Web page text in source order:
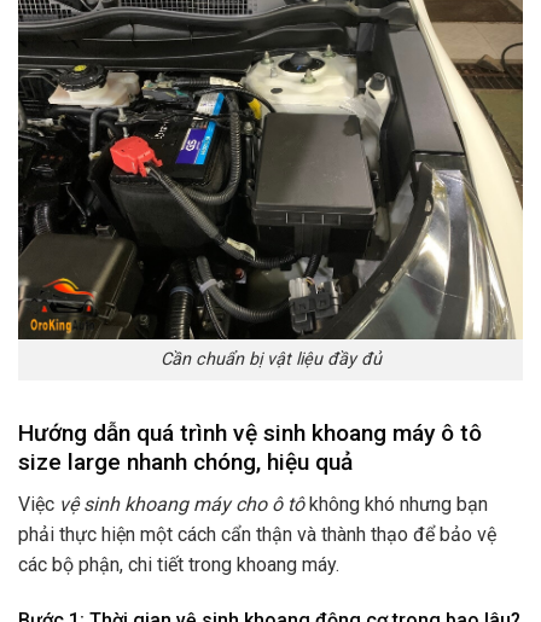
Cần chuẩn bị vật liệu đầy đủ
Hướng dẫn quá trình vệ sinh khoang máy ô tô
size large nhanh chóng, hiệu quả
Việc vệ sinh khoang máy cho ô tôkhông khó nhưng bạn
phải thực hiện một cách cẩn thận và thành thạo để bảo vệ
các bộ phận, chi tiết trong khoang máy.